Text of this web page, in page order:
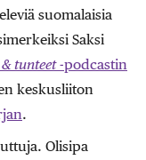
suomalaisia
Saksi
tunteet-podcastin
keskusliiton
.
Olisipa